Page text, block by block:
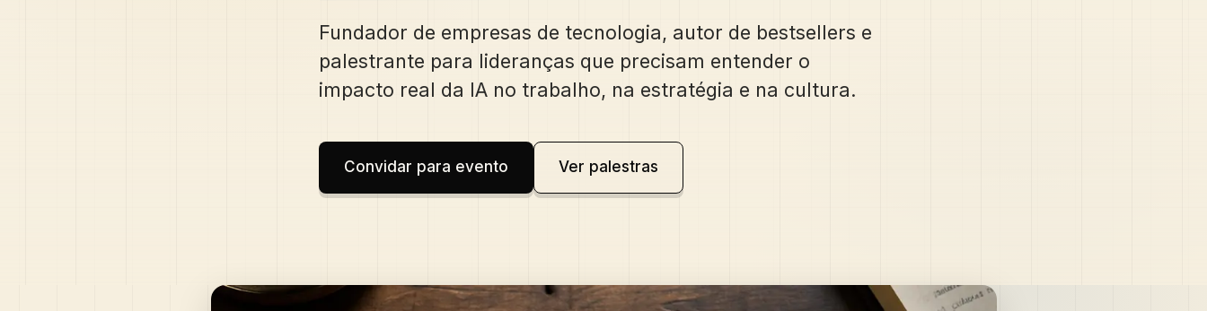
Fundador de empresas de tecnologia, autor de bestsellers e
palestrante para lideranças que precisam entender o
impacto real da IA no trabalho, na estratégia e na cultura.
Convidar para evento Ver palestras